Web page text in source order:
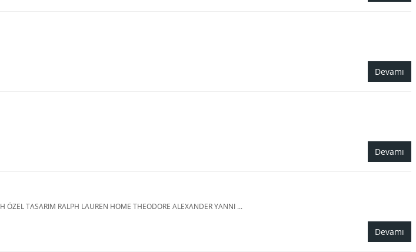
Devamı
Devamı
TASARIM RALPH LAUREN HOME THEODORE ALEXANDER YANNI ...
Devamı